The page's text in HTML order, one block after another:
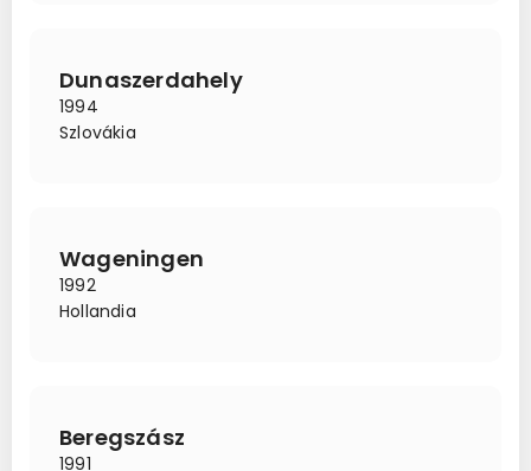
Dunaszerdahely
1994
Szlovákia
Wageningen
1992
Hollandia
Beregszász
1991